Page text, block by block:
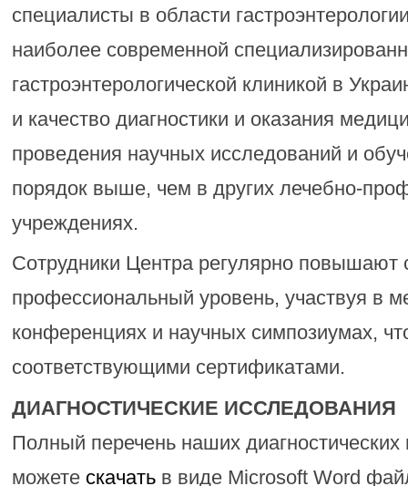
специалисты в области
наиболее современной
гастроэнтерологической клиникой в
и качество диагностики и оказания
проведения научных исследований и
порядок выше, чем в других лечебно-
учреждениях.
Сотрудники Центра регулярно повышают
профессиональный уровень, участвуя в
конференциях и научных симпозиумах,
соответствующими сертификатами.
ДИАГНОСТИЧЕСКИЕ ИССЛЕДОВАНИЯ
Полный перечень наших
можете скачать в виде Microsoft Word